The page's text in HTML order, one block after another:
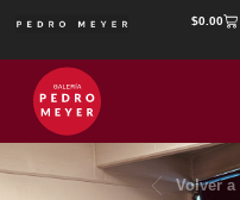
$0.00
Volver a